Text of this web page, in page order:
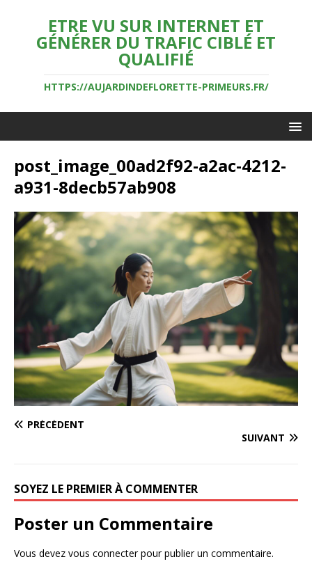
ETRE VU SUR INTERNET ET
GÉNÉRER DU TRAFIC CIBLÉ ET
QUALIFIÉ
HTTPS://AUJARDINDEFLORETTE-PRIMEURS.FR/
post_image_00ad2f92-a2ac-4212-
a931-8decb57ab908
PRÉCÉDENT
SUIVANT
SOYEZ LE PREMIER À COMMENTER
Poster un Commentaire
Vous devez vous connecterpour publier un commentaire.